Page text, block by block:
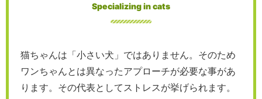
Specializing in cats
猫ちゃんは「小さい犬」ではありません。そのため
ワンちゃんとは異なったアプローチが必要な事があ
ります。その代表としてストレスが挙げられます。